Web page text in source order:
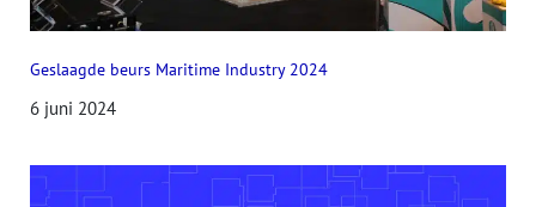
Geslaagde beurs Maritime Industry 2024
6 juni 2024